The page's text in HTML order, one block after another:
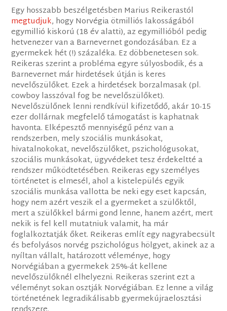
Egy hosszabb beszélgetésben Marius Reikerastól
megtudjuk, hogy Norvégia ötmilliós lakosságából
egymillió kiskorú (18 év alatti), az egymillióból pedig
hetvenezer van a Barnevernet gondozásában. Ez a
gyermekek hét (!) százaléka. Ez döbbenetesen sok.
Reikeras szerint a probléma egyre súlyosbodik, és a
Barnevernet már hirdetések útján is keres
nevelőszülőket. Ezek a hirdetések borzalmasak (pl.
cowboy lasszóval fog be nevelőszülőket).
Nevelőszülőnek lenni rendkívül kifizetődő, akár 10-15
ezer dollárnak megfelelő támogatást is kaphatnak
havonta. Elképesztő mennyiségű pénz van a
rendszerben, mely szociális munkásokat,
hivatalnokokat, nevelőszülőket, pszichológusokat,
szociális munkásokat, ügyvédeket tesz érdekeltté a
rendszer működtetésében. Reikeras egy személyes
történetet is elmesél, ahol a kistelepülés egyik
szociális munkása vallotta be neki egy eset kapcsán,
hogy nem azért veszik el a gyermeket a szülőktől,
mert a szülőkkel bármi gond lenne, hanem azért, mert
nekik is fel kell mutatniuk valamit, ha már
foglalkoztatják őket. Reikeras említ egy nagyrabecsült
és befolyásos norvég pszichológus hölgyet, akinek az a
nyíltan vállalt, határozott véleménye, hogy
Norvégiában a gyermekek 25%-át kellene
nevelőszülőknél elhelyezni. Reikeras szerint ezt a
véleményt sokan osztják Norvégiában. Ez lenne a világ
történetének legradikálisabb gyermekújraelosztási